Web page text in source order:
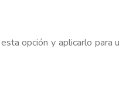
opción y aplicarlo